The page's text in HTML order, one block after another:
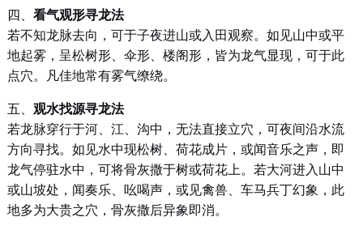
四、 看气观形寻龙法
若不知龙脉去向，可于子夜进山或入田观察。如见山中或平
地起雾，呈松树形、伞形、楼阁形，皆为龙气显现，可于此
点穴。凡佳地常有雾气缭绕。
五、 观水找源寻龙法
若龙脉穿行于河、江、沟中，无法直接立穴，可夜间沿水流
方向寻找。如见水中现松树、荷花成片，或闻音乐之声，即
龙气停驻水中，可将骨灰撒于树或荷花上。若大河进入山中
或山坡处，闻奏乐、吆喝声，或见禽兽、车马兵丁幻象，此
地多为大贵之穴，骨灰撒后异象即消。